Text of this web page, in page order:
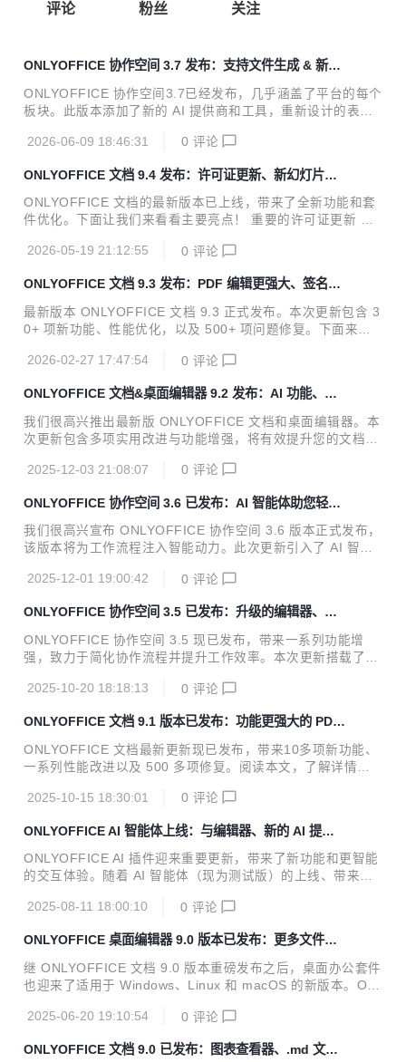
评论
粉丝 关注
ONLYOFFICE 协作空间 3.7 发布：支持文件生成 & 新增
AI 智能体提供商、更智能的表单、房间分组等
ONLYOFFICE 协作空间3.7已经发布，几乎涵盖了平台的每个
板块。此版本添加了新的 AI 提供商和工具，重新设计的表单
了解所有新增功能。 在 AI 聊天中生成 DOCX、PPTX 和 PDF
能体来帮助：分析文件、生成内容、信息搜索、管理您的空间
等。 以前，聊天结果只能以某些格式保存。通过此次更新，您
可以直接从 AI 智能体聊天中生成 DOCX 文件、PDF 表单和
的 AI 将默认 AI 提供商从协作空间同...
2026-06-09 18:46:31 0 评论
ONLYOFFICE 文档 9.4 发布：许可证更新、新幻灯片主
题与切换等功能
ONLYOFFICE 文档的最新版本已上线，带来了全新功能和套
件优化。下面让我们来看看主要亮点！ 重要的许可证更新 我
NU Affero 通用公共许可证 v3.0（AGPLv3）进行，所有副本
权声明和对修改版本的明确标记。虽然许可证允许进行修改，
但并不授予使用 ONLYOFFICE 商标的权利，这些商标受单独
的商标政策管辖。 社区版优化，取消连接数限制 根据用户反
高效、更便捷的使用体验。主要改进包括： 提高了可读性：代
2026-05-19 21:12:55 0 评论
ONLYOFFICE 文档 9.3 发布：PDF 编辑更强大、签名方
式更多、支持多页视图等
最新版本 ONLYOFFICE 文档 9.3 正式发布。本次更新包含 3
0+ 项新功能、性能优化，以及 500+ 项问题修复。下面来看
字一样自然。在 9.3 版本中，我们升级了 PDF 表单签名字
片外，现在还支持自动去除图片白色背景，并提供更多便捷的
签名方式： 文本签名：直接输入姓名并选择签名样式（无手写
设备时非常实用） 手绘签名：用鼠标或触控设备直接在屏幕上
书，用于对 PDF 表单进行可信数字签名，确保文档可验证且
2026-02-27 17:47:54 0 评论
ONLYOFFICE 文档&桌面编辑器 9.2 发布：AI 功能、自
定义快捷键、录制宏等
我们很高兴推出最新版 ONLYOFFICE 文档和桌面编辑器。本
次更新包含多项实用改进与功能增强，将有效提升您的文档编
表单创建工具，ONLYOFFICE 文档将继续作为功能全面且实
文档&桌面编辑器 ONLYOFFICE 办公套件提供文本文档、电
子表格、幻灯片、表单和 PDF 编辑器。ONLYOFFICE 文档
高度兼容微软 Office 格式，并提供数百种格式化和样式工
段落锁定两种共同编辑模式、评论和审阅、内置聊...
2025-12-03 21:08:07 0 评论
ONLYOFFICE 协作空间 3.6 已发布：AI 智能体助您轻松
完成日常任务
我们很高兴宣布 ONLYOFFICE 协作空间 3.6 版本正式发布，
该版本将为工作流程注入智能动力。此次更新引入了 AI 智能
升工作效率。接下来让我们一起了解新增功能，探索如何通过
核心亮点是引入了 AI 智能体。这一重要升级将智能助手直接
融入日常工作场景，助您更快速、更高效地完成任务。 您可以
根据具体需求快速配置专属的 AI 智能体。完成设置后，即可
智能体将随时为您提供专业支持。 AI 智能体能够执行多种任
2025-12-01 19:00:42 0 评论
ONLYOFFICE 协作空间 3.5 已发布：升级的编辑器、改
进的文件和房间管理等诸多功能
ONLYOFFICE 协作空间 3.5 现已发布，带来一系列功能增
强，致力于简化协作流程并提升工作效率。本次更新搭载了最
有显著改进。下面让我们一起来了解详细更新内容。 关于协作
平台，基于“房间”的概念构建。每个文档、项目或工作流程都
可以被整理在完全独立的房间中。 您可以根据需要自定义管理
每个房间，包括用户管理和访问权限的设置看，帮助您更好地
幻灯片、PDF 和表单的在线编辑与协作。 如果您需要将他们
2025-10-20 18:18:13 0 评论
ONLYOFFICE 文档 9.1 版本已发布：功能更强大的 PDF
编辑器，支持密文功能等多项优化
ONLYOFFICE 文档最新更新现已发布，带来10多项新功能、
一系列性能改进以及 500 多项修复。阅读本文，了解详情。
注于高级和安全的文档处理，是在线办公解决方案的提供者，
文档、电子表格、幻灯片、表单和 PDF 编辑器。ONLYOFFI
CE 文档高度兼容 MS Office 格式，并提供数百种格式化和样
式工具，以及多种协作功能。在智能办公方面，它深度集成了
eepSeek、ChatGPT...
2025-10-15 18:30:01 0 评论
ONLYOFFICE AI 智能体上线：与编辑器、新的 AI 提供商
等进行智能交互
ONLYOFFICE AI 插件迎来重要更新，带来了新功能和更智能
的交互体验。随着 AI 智能体（现为测试版）的上线、带来更
的文档智能助理。 关于 ONLYOFFICE ONLYOFFICE 文档是
单的编辑与协作，高度兼容微软Office格式。易于使用和集
成，可以在您的网站、平台或系统中高效处理多种类型的文
档，实现文件格式间的便捷转换和无缝协作。 通过集成 ONLY
容的实时在线协同编辑，让您的团队协作更加高效。 AI ...
2025-08-11 18:00:10 0 评论
ONLYOFFICE 桌面编辑器 9.0 版本已发布：更多文件支
持、AI 增强、图表查看器等更新
继 ONLYOFFICE 文档 9.0 版本重磅发布之后，桌面办公套件
也迎来了适用于 Windows、Linux 和 macOS 的新版本。ON
的新功能和改进，还进行了一些独特的更新。阅读本文，了解
功能同样适用于 ONLYOFFICE 桌面编辑器 9.0 版本。 文
2025-06-20 19:10:54 0 评论
ONLYOFFICE 文档 9.0 已发布：图表查看器、.md 文件